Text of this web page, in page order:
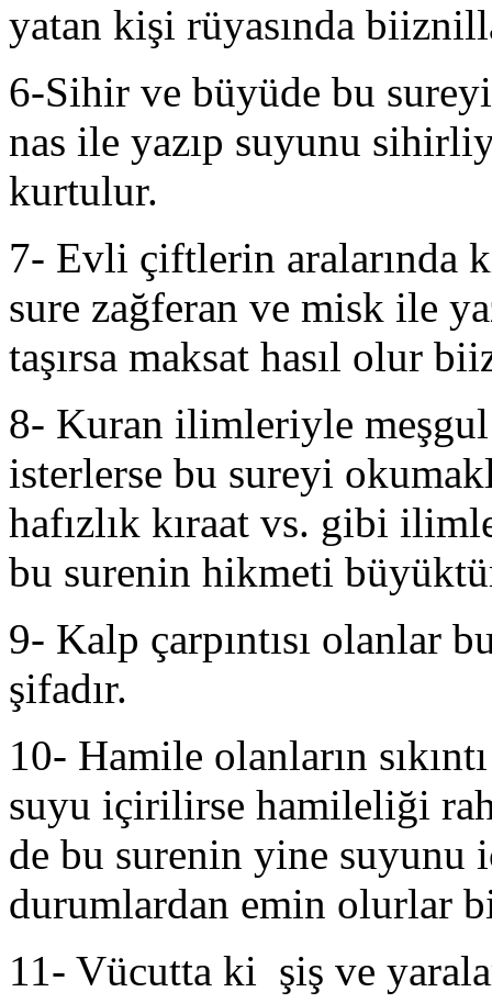
yatan kişi rüyasında
6-Sihir ve büyüde bu
nas ile yazıp suyunu
kurtulur.
7- Evli çiftlerin aralarında
sure zağferan ve misk ile
taşırsa maksat hasıl olur
8- Kuran ilimleriyle
isterlerse bu sureyi
hafızlık kıraat vs. gibi
bu surenin hikmeti
9- Kalp çarpıntısı olanlar
şifadır.
10- Hamile olanların
suyu içirilirse hamileliği
de bu surenin yine suyunu
durumlardan emin olurlar
11- Vücutta ki şiş ve